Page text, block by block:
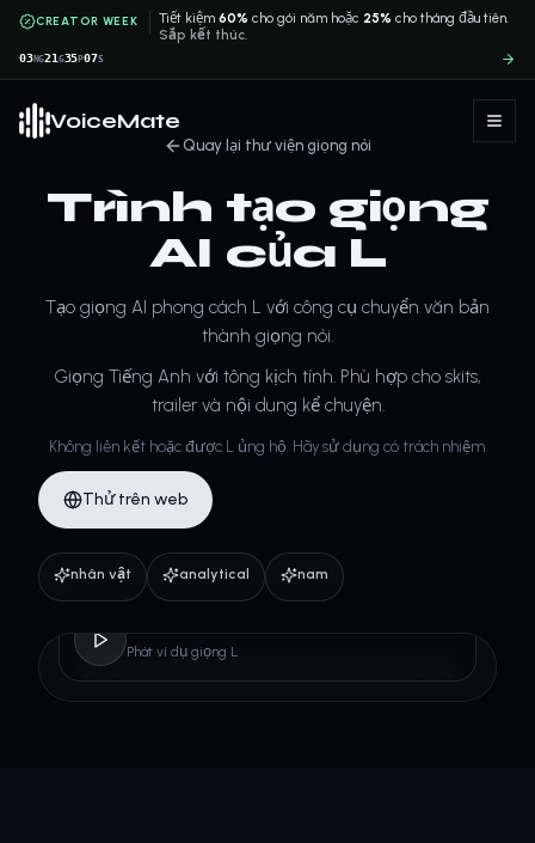
CREATOR WEEK Tiết kiệm60% cho gói năm hoặc 25% cho tháng đầu tiên.
Sắp kết thúc.
03NG21 G35P07S
VoiceMate
Quay lại thư viện giọng nói
Trình tạo giọng
AI của L
Tạo giọng AI phong cách L với công cụ chuyển văn bản
thành giọng nói.
Giọng Tiếng Anh với tông kịch tính. Phù hợp cho skits,
trailer và nội dung kể chuyện.
Không liên kết hoặc được L ủng hộ. Hãy sử dụng có trách nhiệm.
Thử trên web
nhân vật analytical nam
Phát ví dụ giọng L